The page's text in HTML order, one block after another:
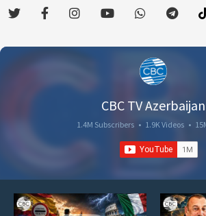
CBC TV Azerbaijan
1.4M Subscribers • 1.9K Videos •